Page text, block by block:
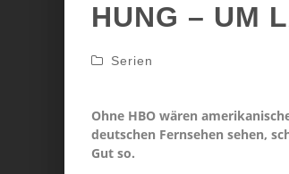
HUNG – UM
Serien
Ohne HBO wären
deutschen Fernsehen sehen,
Gut so.